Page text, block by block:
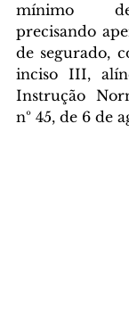
mínimo
precisando
de segurado,
inciso III,
Instrução
nº 45, de 6 de